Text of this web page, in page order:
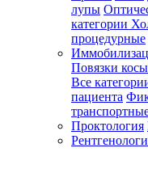
лупы
категории
процедурные
Повязки
Все
пациента
Проктология